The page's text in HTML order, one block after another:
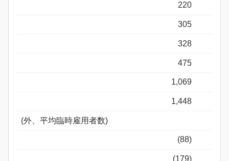
220
305
328
475
1,069
1,448
(外、平均臨時雇用者数)
(88)
(179)